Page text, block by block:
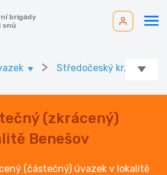
brigády
snů
> Středočeský kr. >
(zkrácený)
Benešov
(částečný) úvazek v lokalitě